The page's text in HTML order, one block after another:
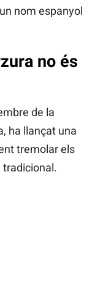
nom espanyol
no és
de la
ha llançat una
tremolar els